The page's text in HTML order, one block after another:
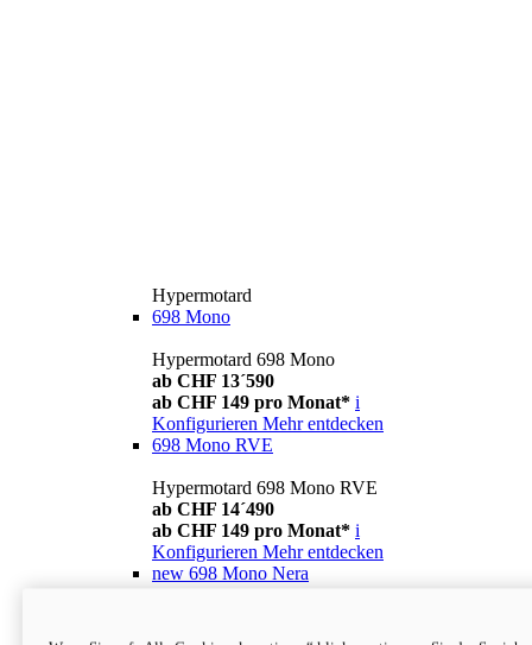
Hypermotard
698 Mono
Hypermotard 698 Mono
ab CHF 13´590
ab CHF 149 pro Monat* i
Konfigurieren Mehr entdecken
698 Mono RVE
Hypermotard 698 Mono RVE
ab CHF 14´490
ab CHF 149 pro Monat* i
Konfigurieren Mehr entdecken
new 698 Mono Nera
ab CHF 13´990